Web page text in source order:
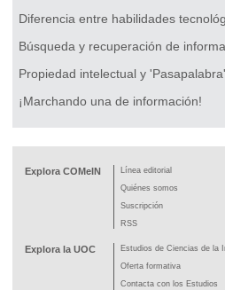
Diferencia entre habilidades
Búsqueda y recuperación de
Propiedad intelectual y 'Pasapalabra'
¡Marchando una de información!
Explora COMeIN
Línea editorial
Quiénes somos
Suscripción
RSS
Explora la UOC
Estudios de Ciencias de la
Oferta formativa
Contacta con los Estudios